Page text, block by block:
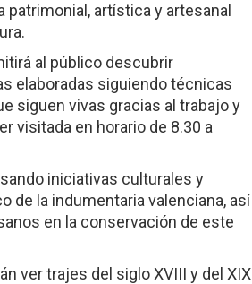
patrimonial, artística y artesanal
al público descubrir
elaboradas siguiendo técnicas
siguen vivas gracias al trabajo y
visitada en horario de 8.30 a
iniciativas culturales y
de la indumentaria valenciana, así
en la conservación de este
ver trajes del siglo XVIII y del XIX